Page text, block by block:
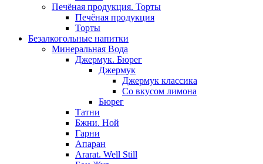
Печёная продукция. Торты
Печёная продукция
Торты
Безалкогольные напитки
Минеральная Вода
Джермук. Бюрег
Джермук
Джермук классика
Со вкусом лимона
Бюрег
Татни
Бжни. Ной
Гарни
Апаран
Ararat. Well Still